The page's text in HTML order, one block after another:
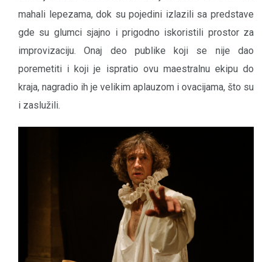
mahali lepezama, dok su pojedini izlazili sa predstave
gde su glumci sjajno i prigodno iskoristili prostor za
improvizaciju. Onaj deo publike koji se nije dao
poremetiti i koji je ispratio ovu maestralnu ekipu do
kraja, nagradio ih je velikim aplauzom i ovacijama, što su
i zaslužili.